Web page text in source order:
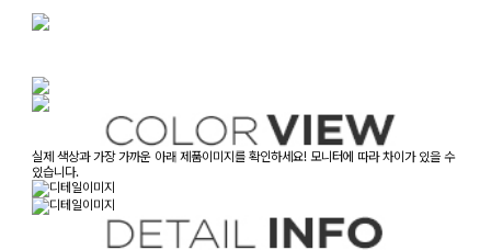
실제 색상과 가장 가까운 아래 제품이미지를 확인하세요! 모니터에 따라 차이가 있을 수
있습니다.